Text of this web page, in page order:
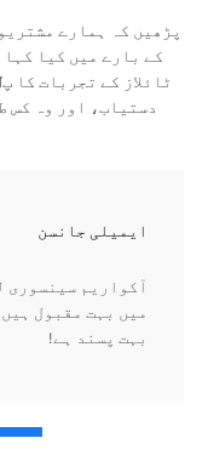
پڑھیں کہ ہمارے
کے بارے میں کیا
دستیاب، اور وہ کس
ایمیلی جانسن
آکواریم سینسوری
میں بہت مقبول
بہت پسند ہے!